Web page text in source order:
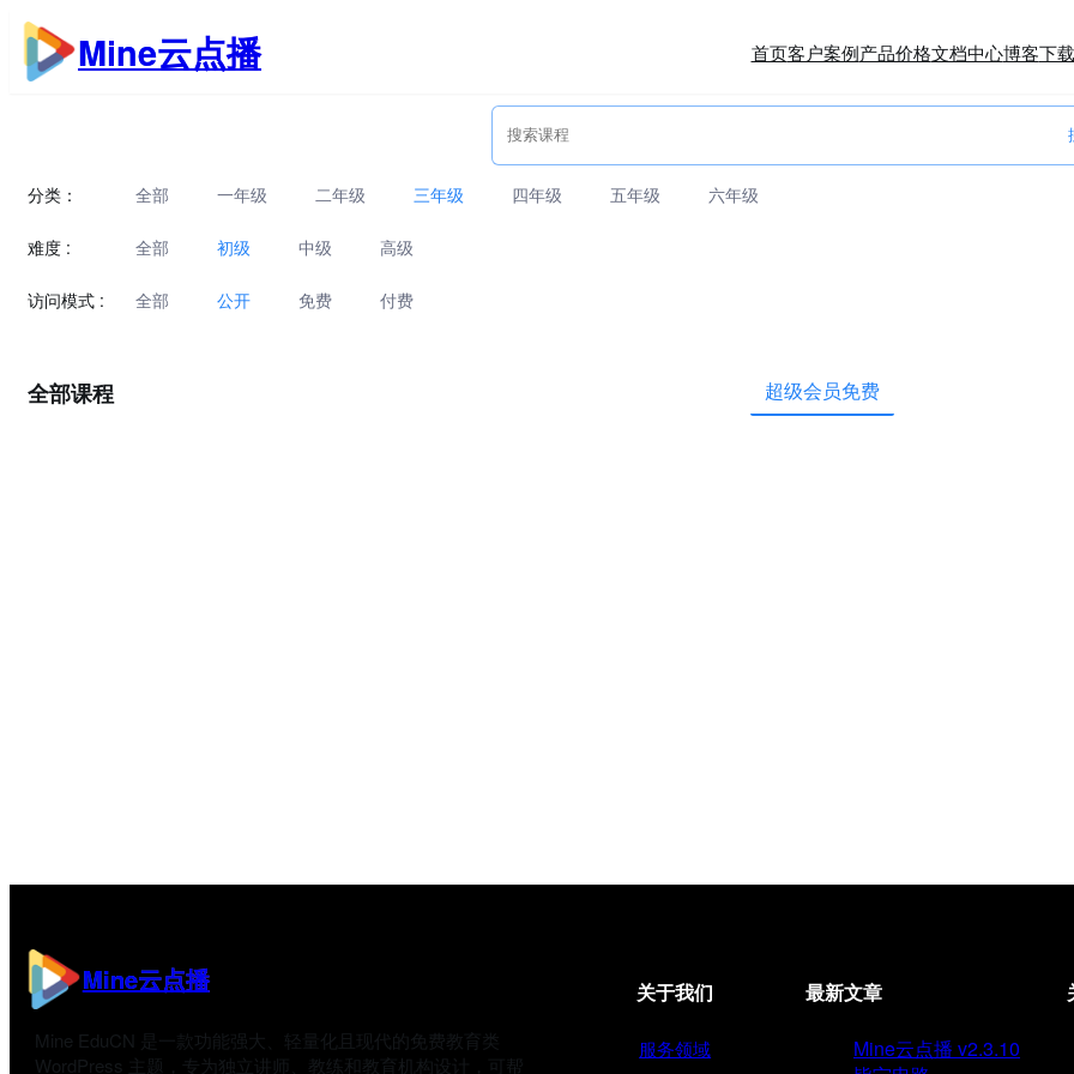
跳
至
内
Mine云点播 首页客户案例产品价格文档中心博客下载
分类： 全部 一年级 二年级 三年级 四年级 五年级 六年级
难度 : 全部 初级 中级 高级
访问模式 : 全部 公开 免费 付费
全部课程 超级会员免费
Mine云点播
Mine EduCN 是一款功能强大、轻量化且现代的免费教育类
WordPress 主题，专为独立讲师、教练和教育机构设计，可帮
关于我们
服务领域
最新文章
Mine云点播 v2.3.10